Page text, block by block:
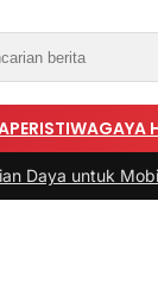
PERISTIWAGAYA
Mobil Listrik